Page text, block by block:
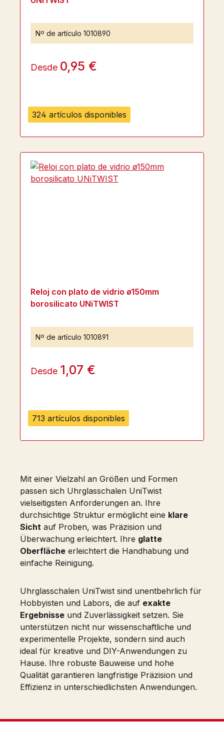
324 artículos disponibles
Nº de artículo 1010890
Desde 0,95 €
713 artículos disponibles
Reloj con plato de vidrio ø150mm
borosilicato UNiTWIST
Nº de artículo 1010891
Desde 1,07 €
Mit einer Vielzahl an Größen und Formen
passen sich Uhrglasschalen UniTwist
vielseitigsten Anforderungen an. Ihre
durchsichtige Struktur ermöglicht eine klare
Sicht auf Proben, was Präzision und
Überwachung erleichtert. Ihre glatte
Oberfläche erleichtert die Handhabung und
einfache Reinigung.
Uhrglasschalen UniTwist sind unentbehrlich für
Hobbyisten und Labors, die auf exakte
Ergebnisse und Zuverlässigkeit setzen. Sie
unterstützen nicht nur wissenschaftliche und
experimentelle Projekte, sondern sind auch
ideal für kreative und DIY-Anwendungen zu
Hause. Ihre robuste Bauweise und hohe
Qualität garantieren langfristige Präzision und
Effizienz in unterschiedlichsten Anwendungen.